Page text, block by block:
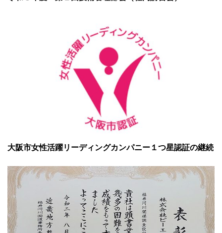
大阪市女性活躍リーディングカンパニー１つ星認証の継続